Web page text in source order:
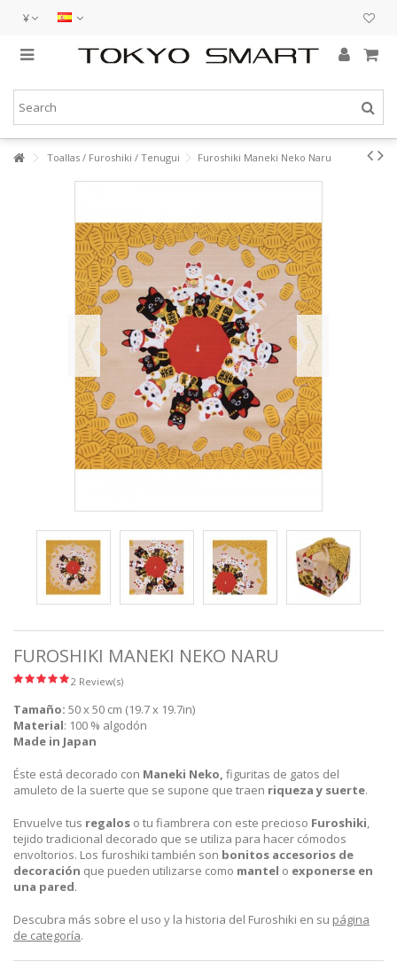
¥
Toallas / Furoshiki / Tenugui Furoshiki Maneki Neko Naru
FUROSHIKI MANEKI NEKO NARU
2 Review(s)
Tamaño: 50 x 50 cm (19.7 x 19.7in)
Material: 100 % algodón
Made in Japan
Éste está decorado con Maneki Neko, figuritas de gatos del
amuleto de la suerte que se supone que traen riqueza y suerte.
Envuelve tus regalos o tu fiambrera con este precioso Furoshiki,
tejido tradicional decorado que se utiliza para hacer cómodos
envoltorios. Los furoshiki también son bonitos accesorios de
decoración que pueden utilizarse como mantel o exponerse en
una pared.
Descubra más sobre el uso y la historia del Furoshiki en su página
de categoría.